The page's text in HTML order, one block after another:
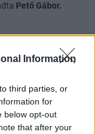
Information
third parties, or
for
below opt-out
that after your
Pető Gábor.